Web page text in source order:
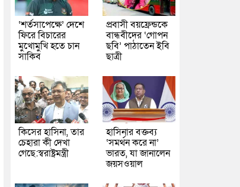
‘শর্তসাপেক্ষে’ দেশে
ফিরে বিচারের
মুখোমুখি হতে চান
সাকিব
প্রবাসী বয়ফ্রেন্ডকে
বান্ধবীদের ‘গোপন
ছবি’ পাঠাতেন ইবি
ছাত্রী
কিসের হাসিনা, তার
চেহারা কী দেখা
গেছে:স্বরাষ্ট্রমন্ত্রী
হাসিনার বক্তব্য
‘সমর্থন করে না’
ভারত, যা জানালেন
জয়সওয়াল